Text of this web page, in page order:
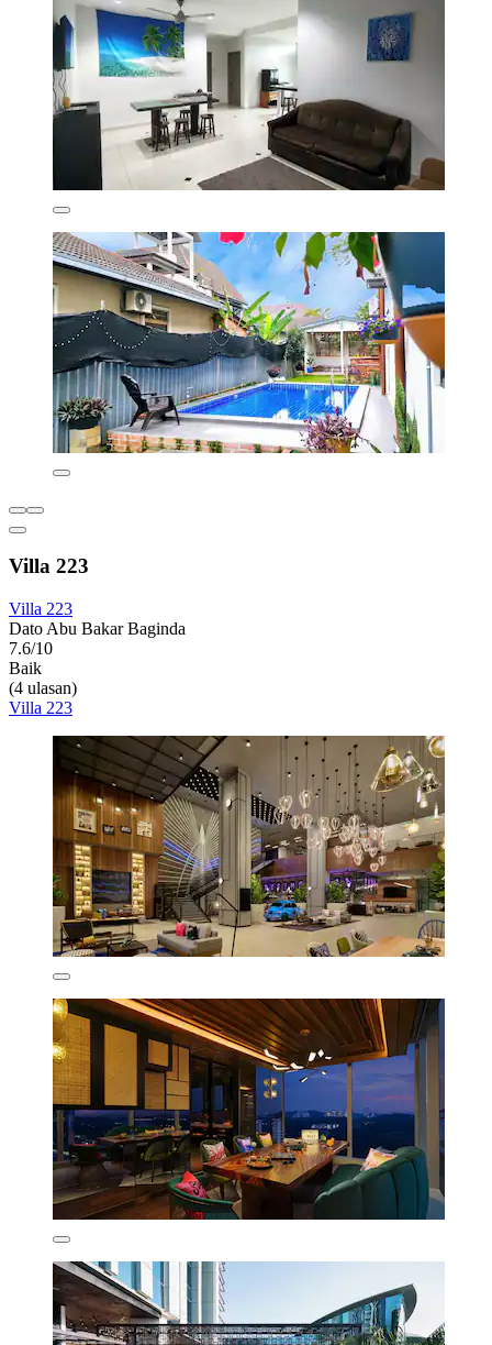
Villa 223
Villa 223
Dato Abu Bakar Baginda
7.6/10
Baik
(4 ulasan)
Villa 223